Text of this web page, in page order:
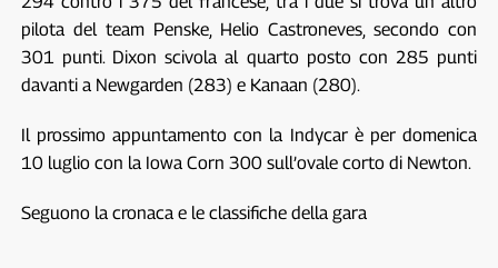
pilota del team Penske, Helio Castroneves, secondo con
301 punti. Dixon scivola al quarto posto con 285 punti
davanti a Newgarden (283) e Kanaan (280).
Il prossimo appuntamento con la Indycar è per domenica
10 luglio con la Iowa Corn 300 sull’ovale corto di Newton.
Seguono la cronaca e le classifiche della gara